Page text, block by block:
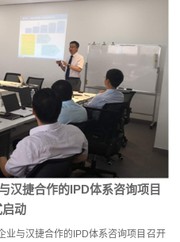
汉捷合作的IPD体系咨询项目
启动
业与汉捷合作的IPD体系咨询项目召开